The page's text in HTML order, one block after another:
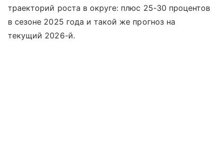
траекторий роста в округе: плюс 25-30 процентов
в сезоне 2025 года и такой же прогноз на
текущий 2026-й.